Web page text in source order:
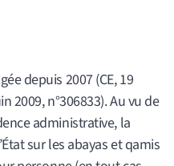
depuis 2007 (CE, 19
2009, n°306833). Au vu de
administrative, la
sur les abayas et qamis